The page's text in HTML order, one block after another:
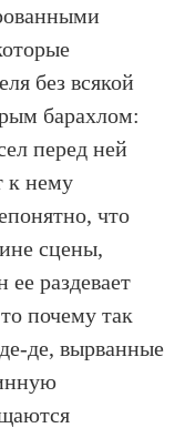
без всякой
барахлом:
перед ней
к нему
что
сцены,
ее раздевает
почему так
де, вырванные